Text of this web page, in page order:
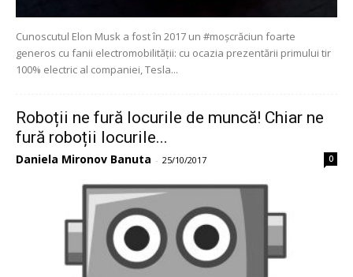
Cunoscutul Elon Musk a fost în 2017 un #moșcrăciun foarte
generos cu fanii electromobilității: cu ocazia prezentării primului tir
100% electric al companiei, Tesla...
Roboții ne fură locurile de muncă! Chiar ne
fură roboții locurile...
Daniela Mironov Banuta - 25/10/2017 0